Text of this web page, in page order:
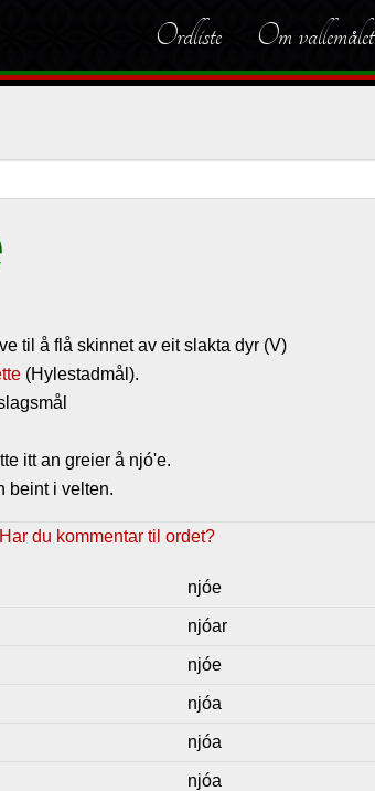
Ordliste Om vallemålet
til å flå skinnet av eit slakta dyr (V)
(Hylestadmål).
itt an greier å njó'e.
beint i velten.
Har du kommentar til ordet?
njóe
njóar
njóe
njóa
njóa
njóa